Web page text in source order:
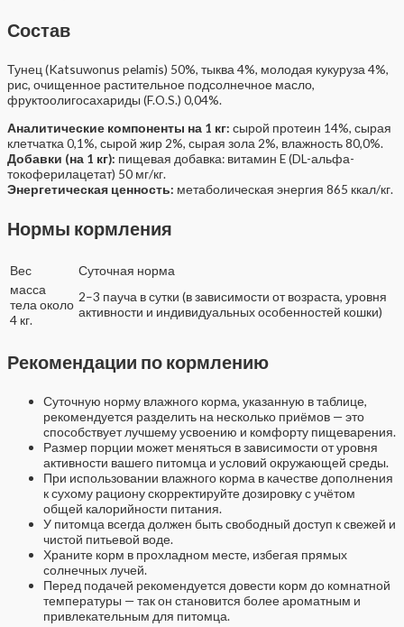
Состав
Тунец (Katsuwonus pelamis) 50%, тыква 4%, молодая кукуруза 4%,
рис, очищенное растительное подсолнечное масло,
фруктоолигосахариды (F.O.S.) 0,04%.
Аналитические компоненты на 1 кг: сырой протеин 14%, сырая
клетчатка 0,1%, сырой жир 2%, сырая зола 2%, влажность 80,0%.
Добавки (на 1 кг): пищевая добавка: витамин E (DL-альфа-
токоферилацетат) 50 мг/кг.
Энергетическая ценность: метаболическая энергия 865 ккал/кг.
Нормы кормления
Вес
Суточная норма
масса
тела около
4 кг.
2–3 пауча в сутки (в зависимости от возраста, уровня
активности и индивидуальных особенностей кошки)
Рекомендации по кормлению
Суточную норму влажного корма, указанную в таблице,
рекомендуется разделить на несколько приёмов — это
способствует лучшему усвоению и комфорту пищеварения.
Размер порции может меняться в зависимости от уровня
активности вашего питомца и условий окружающей среды.
При использовании влажного корма в качестве дополнения
к сухому рациону скорректируйте дозировку с учётом
общей калорийности питания.
У питомца всегда должен быть свободный доступ к свежей и
чистой питьевой воде.
Храните корм в прохладном месте, избегая прямых
солнечных лучей.
Перед подачей рекомендуется довести корм до комнатной
температуры — так он становится более ароматным и
привлекательным для питомца.